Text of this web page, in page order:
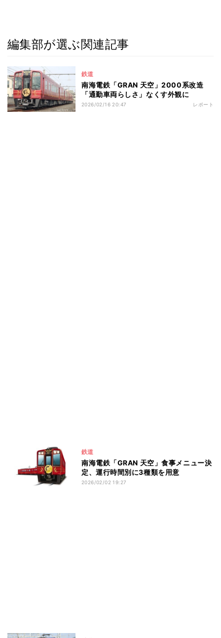
編集部が選ぶ関連記事
鉄道
南海電鉄「GRAN 天空」2000系改造
「通勤車両らしさ」なくす外観に
2026/02/16 20:47 レポート
鉄道
南海電鉄「GRAN 天空」食事メニュー決
定、運行時間別に3種類を用意
2026/02/02 19:27